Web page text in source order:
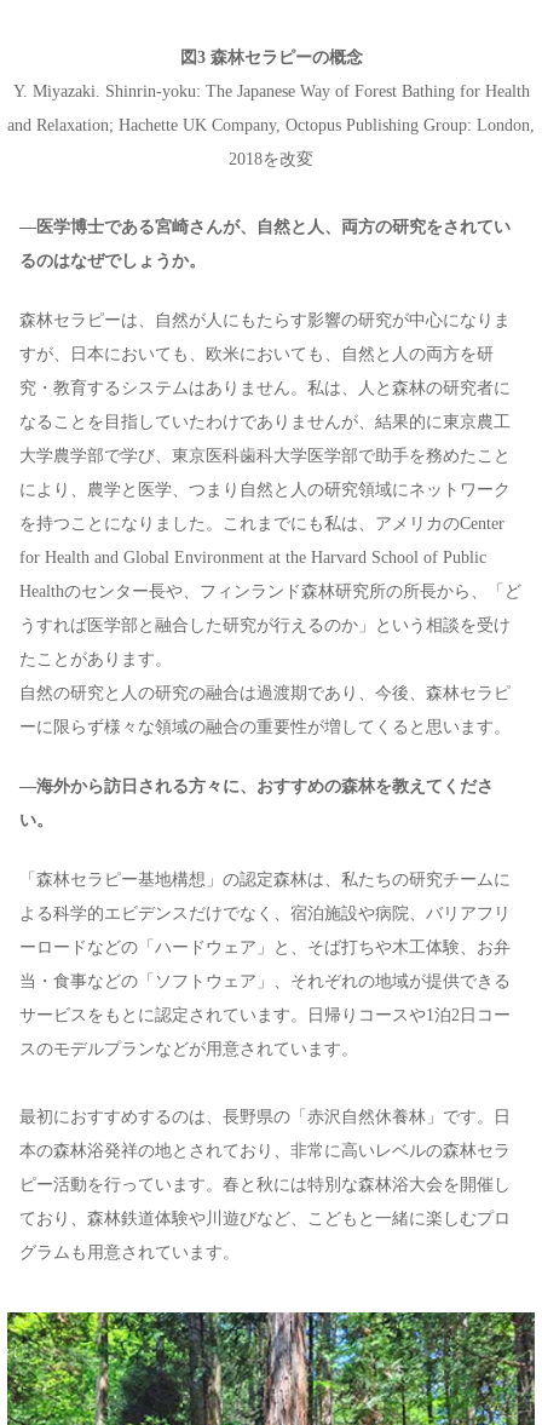
図3 森林セラピーの概念
Y. Miyazaki. Shinrin-yoku: The Japanese Way of Forest Bathing for Health
and Relaxation; Hachette UK Company, Octopus Publishing Group: London,
2018を改変
—医学博士である宮崎さんが、自然と人、両方の研究をされてい
るのはなぜでしょうか。
森林セラピーは、自然が人にもたらす影響の研究が中心になりま
すが、日本においても、欧米においても、自然と人の両方を研
究・教育するシステムはありません。私は、人と森林の研究者に
なることを目指していたわけでありませんが、結果的に東京農工
大学農学部で学び、東京医科歯科大学医学部で助手を務めたこと
により、農学と医学、つまり自然と人の研究領域にネットワーク
を持つことになりました。これまでにも私は、アメリカのCenter
for Health and Global Environment at the Harvard School of Public
Healthのセンター長や、フィンランド森林研究所の所長から、「ど
うすれば医学部と融合した研究が行えるのか」という相談を受け
たことがあります。
自然の研究と人の研究の融合は過渡期であり、今後、森林セラピ
ーに限らず様々な領域の融合の重要性が増してくると思います。
—海外から訪日される方々に、おすすめの森林を教えてくださ
い。
「森林セラピー基地構想」の認定森林は、私たちの研究チームに
よる科学的エビデンスだけでなく、宿泊施設や病院、バリアフリ
ーロードなどの「ハードウェア」と、そば打ちや木工体験、お弁
当・食事などの「ソフトウェア」、それぞれの地域が提供できる
サービスをもとに認定されています。日帰りコースや1泊2日コー
スのモデルプランなどが用意されています。
最初におすすめするのは、長野県の「赤沢自然休養林」です。日
本の森林浴発祥の地とされており、非常に高いレベルの森林セラ
ピー活動を行っています。春と秋には特別な森林浴大会を開催し
ており、森林鉄道体験や川遊びなど、こどもと一緒に楽しむプロ
グラムも用意されています。